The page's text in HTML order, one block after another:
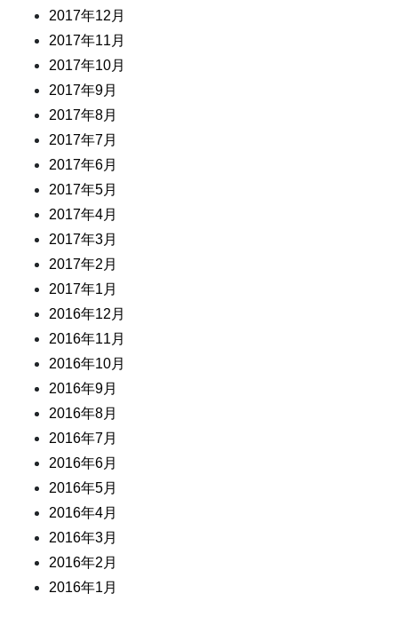
2017年12月
2017年11月
2017年10月
2017年9月
2017年8月
2017年7月
2017年6月
2017年5月
2017年4月
2017年3月
2017年2月
2017年1月
2016年12月
2016年11月
2016年10月
2016年9月
2016年8月
2016年7月
2016年6月
2016年5月
2016年4月
2016年3月
2016年2月
2016年1月